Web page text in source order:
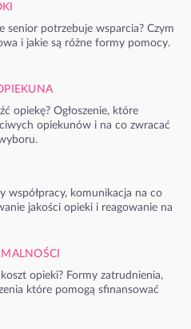
senior potrzebuje wsparcia? Czym
i jakie są różne formy pomocy.
opiekę? Ogłoszenie, które
opiekunów i na co zwracać
współpracy, komunikacja na co
jakości opieki i reagowanie na
opieki? Formy zatrudnienia,
które pomogą sfinansować